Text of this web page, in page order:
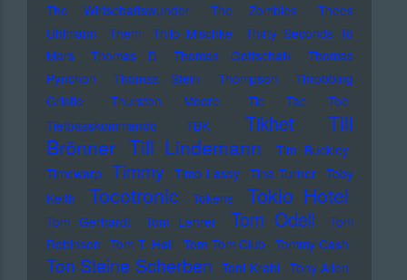
The Wirtschaftswunder
The Zombies
Thees
Uhlmann
Them Thilo Mischke
Thirty Seconds To
Mars
Thomas D Thomas Gottschalk
Thomas
Pynchon
Thomas Stein Thompson
Throbbing
Gristle
Thurston Moore
Tic Tac Toe
Tiefbasskommando TBK
Tikhet
Till
Brönner Till Lindemann
Tim Buckley
Timewarp Timmy Timo Lassy Tina Turner Toby
Keith
Tocotronic Tokens Tokio Hotel
Tom Gerhardt Tom Lehrer Tom Odell
Tom
Robinson Tom T. Hall Tom Tom Club Tommy Cash
Ton Steine Scherben Toni Krahl Tony Allen